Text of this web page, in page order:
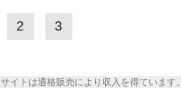
2 3
イトは適格販売により収入を得ています。